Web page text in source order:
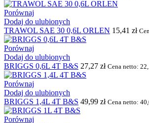
Porównaj
Dodaj do ulubionych
TRAWOL SAE 30 0,6L ORLEN 15,41 zł
Porównaj
Dodaj do ulubionych
BRIGGS 0,6L 4T B&S 27,27 zł Cena netto:
Porównaj
Dodaj do ulubionych
BRIGGS 1,4L 4T B&S 49,99 zł Cena netto:
Porównaj